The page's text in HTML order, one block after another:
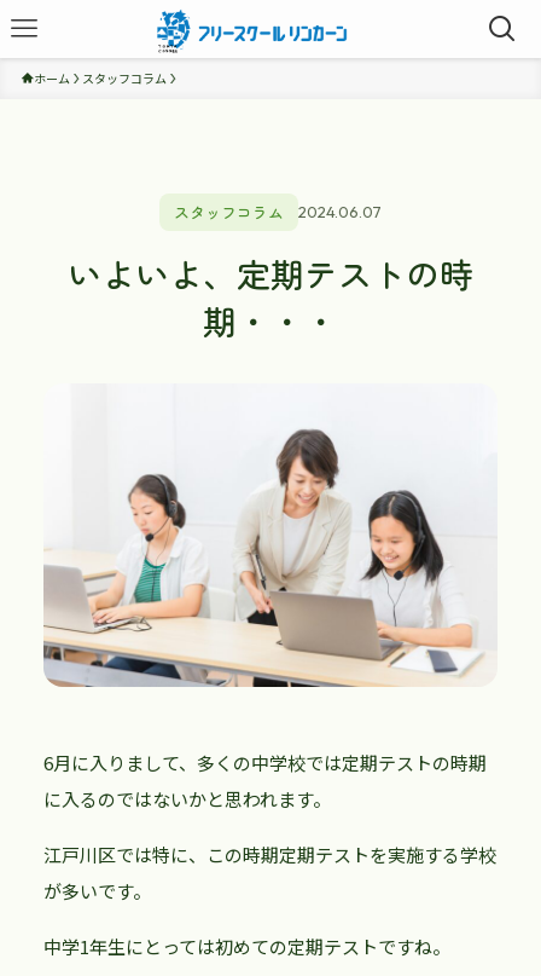
ホーム スタッフコラム
スタッフコラム 2024.06.07
いよいよ、定期テストの時
期・・・
6月に入りまして、多くの中学校では定期テストの時期
に入るのではないかと思われます。
江戸川区では特に、この時期定期テストを実施する学校
が多いです。
中学1年生にとっては初めての定期テストですね。